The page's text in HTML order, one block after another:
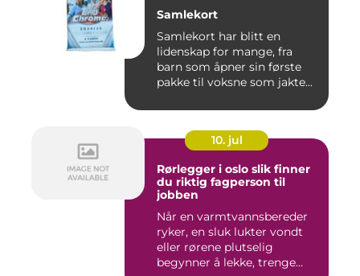
Samlekort
Samlekort har blitt en
lidenskap for mange, fra
barn som åpner sin første
pakke til voksne som jakte...
10. jul
Rørlegger i oslo slik finner
du riktig fagperson til
jobben
Når en varmtvannsbereder
ryker, en sluk lukter vondt
eller rørene plutselig
begynner å lekke, trenge...